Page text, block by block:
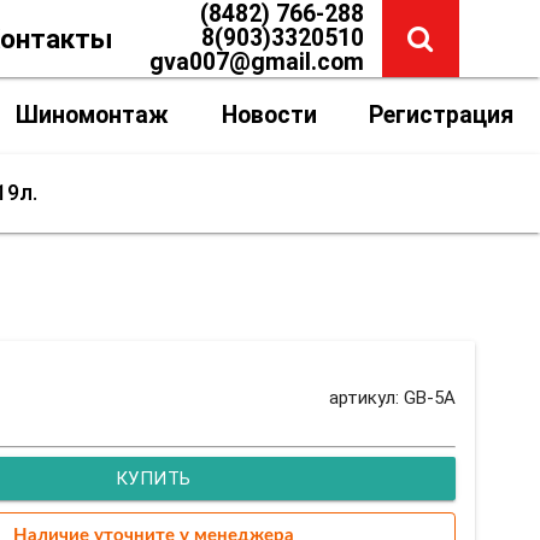
(8482) 766-288
8(903)3320510
gva007@gmail.com
Шиномонтаж Новости Регистрация
артикул: GB-5A
КУПИТЬ
Наличие уточните у менеджера